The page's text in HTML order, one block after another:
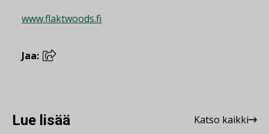
www.flaktwoods.fi
Jaa:
Lue lisää Katso kaikki